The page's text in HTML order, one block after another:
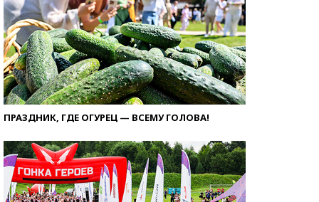
ПРАЗДНИК, ГДЕ ОГУРЕЦ — ВСЕМУ ГОЛОВА!